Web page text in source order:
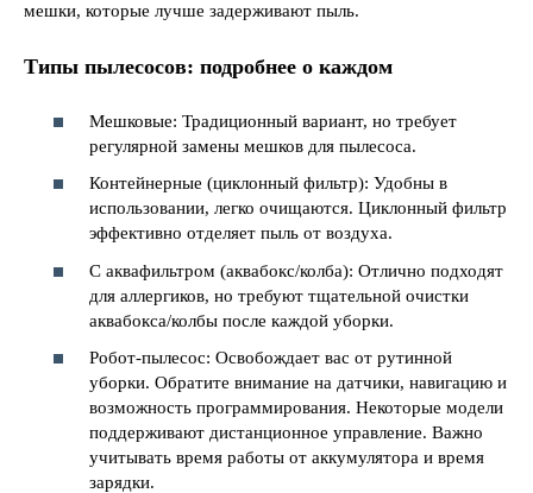
мешки, которые лучше задерживают пыль.
Типы пылесосов: подробнее о каждом
Мешковые: Традиционный вариант, но требует
регулярной замены мешков для пылесоса.
Контейнерные (циклонный фильтр): Удобны в
использовании, легко очищаются. Циклонный фильтр
эффективно отделяет пыль от воздуха.
С аквафильтром (аквабокс/колба): Отлично подходят
для аллергиков, но требуют тщательной очистки
аквабокса/колбы после каждой уборки.
Робот-пылесос: Освобождает вас от рутинной
уборки. Обратите внимание на датчики, навигацию и
возможность программирования. Некоторые модели
поддерживают дистанционное управление. Важно
учитывать время работы от аккумулятора и время
зарядки.